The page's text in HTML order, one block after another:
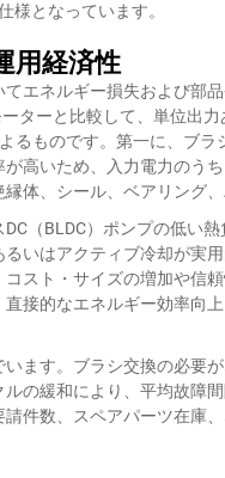
様となっています。
用経済性
エネルギー損失および部
ターと比較して、単位出
るものです。第一に、ブ
高いため、入力電力のう
体、シール、ベアリング
（BLDC）ポンプの低い
いはアクティブ冷却が実
スト・サイズの増加や信
接的なエネルギー効率向
ます。ブラシ交換の必要
の緩和により、平均故障
件数、スペアパーツ在庫